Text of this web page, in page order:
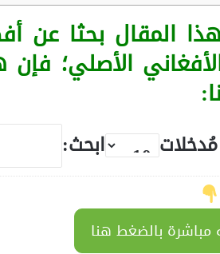
المقال بحثا عن
الأصلي؛
ابحث:
بالضغط هنا